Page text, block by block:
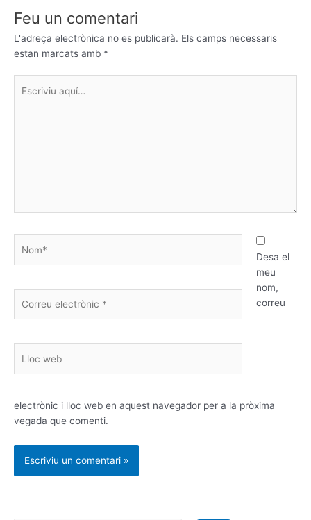
Feu un comentari
L'adreça electrònica no es publicarà. Els camps necessaris
estan marcats amb *
aquí…
electrònic
web
Desa el
meu
nom,
correu
electrònic i lloc web en aquest navegador per a la pròxima
vegada que comenti.